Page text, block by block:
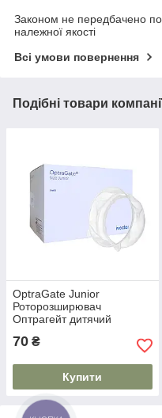
Законом не передбачено
належної якості
Всі умови повернення
Подібні товари
OptraGate Junior
Роторозширювач
Оптрагейт дитячий
70 ₴
Купити